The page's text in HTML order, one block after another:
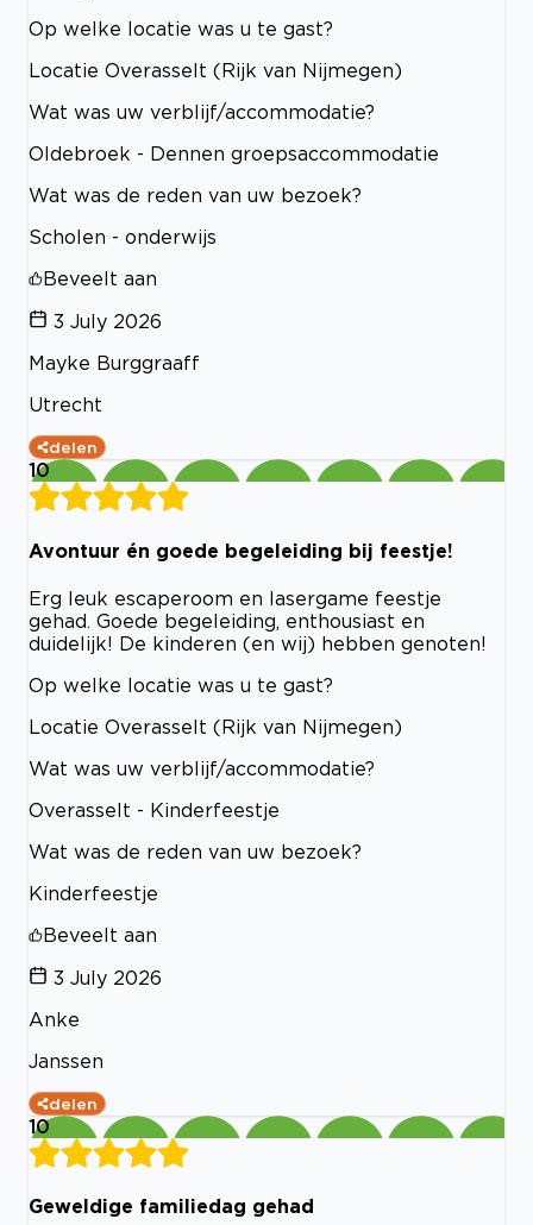
Op welke locatie was u te gast?
Locatie Overasselt (Rijk van Nijmegen)
Wat was uw verblijf/accommodatie?
Oldebroek - Dennen groepsaccommodatie
Wat was de reden van uw bezoek?
Scholen - onderwijs
Beveelt aan
3 July 2026
Mayke Burggraaff
Utrecht
delen
10
Avontuur én goede begeleiding bij feestje!
Erg leuk escaperoom en lasergame feestje
gehad. Goede begeleiding, enthousiast en
duidelijk! De kinderen (en wij) hebben genoten!
Op welke locatie was u te gast?
Locatie Overasselt (Rijk van Nijmegen)
Wat was uw verblijf/accommodatie?
Overasselt - Kinderfeestje
Wat was de reden van uw bezoek?
Kinderfeestje
Beveelt aan
3 July 2026
Anke
Janssen
delen
10
Geweldige familiedag gehad